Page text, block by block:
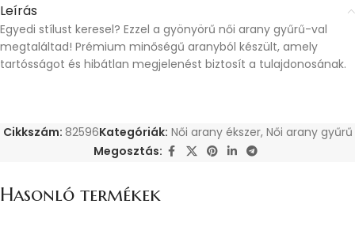
Leírás
Egyedi stílust keresel? Ezzel a gyönyörű női arany gyűrű-val
megtaláltad! Prémium minőségű aranyból készült, amely
tartósságot és hibátlan megjelenést biztosít a tulajdonosának.
Cikkszám: 82596Kategóriák: Női arany ékszer, Női arany gyűrű
Megosztás:
Hasonló termékek